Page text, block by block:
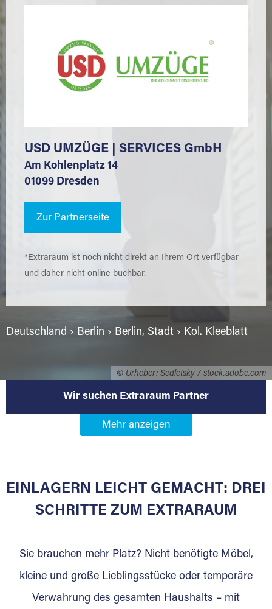
© Urheber: Sedletsky / stock.adobe.com
USD UMZÜGE | SERVICES GmbH
Am Kohlenplatz 14
01099 Dresden
Zur Partnerseite
*Extraraum ist noch nicht direkt an Ihrem Ort verfügbar
und daher nicht online buchbar.
Deutschland › Berlin › Berlin, Stadt › Kol. Kleeblatt
Wir suchen Extraraum Partner
Werden Sie Extraraum Partner in
Sie bieten Kunden Lagerraum zur Miete, der
für die Einlagerung von Umzugsgut gebaut
Lagerkunden und Vermietungen.
Ihre Vorteile als Extraraum Partner:
Marktgerechte Preise
EINLAGERN LEICHT GEMACHT: DREI
SCHRITTE ZUM EXTRARAUM
Sie brauchen mehr Platz? Nicht benötigte Möbel,
kleine und große Lieblingsstücke oder temporäre
Verwahrung des gesamten Haushalts – mit